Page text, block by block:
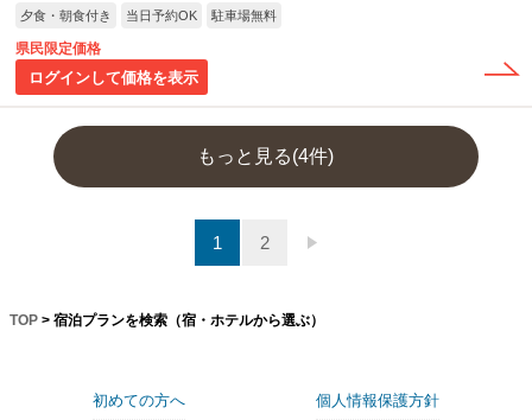
夕食・朝食付き 当日予約OK 駐車場無料
県民限定価格
ログインして価格を表示
もっと見る(4件)
1 2
TOP > 宿泊プランを検索（宿・ホテルから選ぶ）
初めての方へ
個人情報保護方針